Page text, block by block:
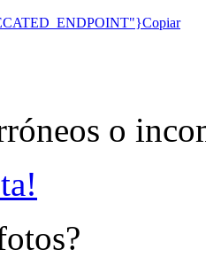
Copiar
o